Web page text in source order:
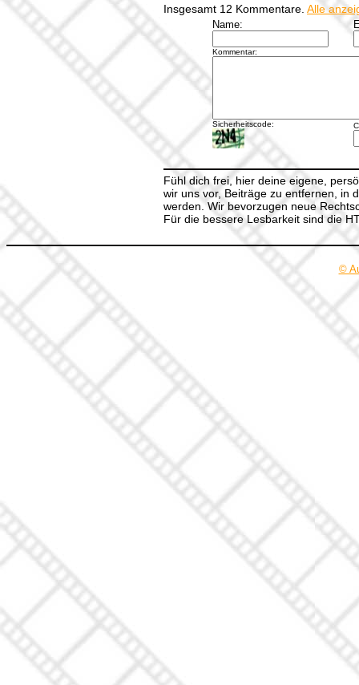
Insgesamt 12 Kommentare. Alle
Name:
Kommentar:
Sicherheitscode:
Fühl dich frei, hier deine eigene,
wir uns vor, Beiträge zu entfernen, in
werden. Wir bevorzugen neue
Für die bessere Lesbarkeit sind die
©